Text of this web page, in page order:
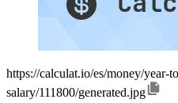
https://calculat.io/es/money/year-
salary/111800/generated.jpg